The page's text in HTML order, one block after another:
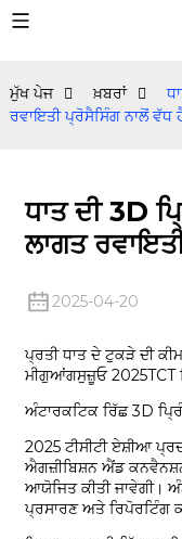
ਮੁੱਖ ਪੇਜ ਖ਼ਬਰਾਂ
ਰਵਾਇਤੀ ਪ੍ਰੋਸੈਸਿੰਗ ਨਾਲੋਂ ਵੱਧ
ਧਾਤ ਦੀ 3D
ਲਾਗਤ
2025-04-20
ਪ੍ਰਤੀ ਧਾਤ ਦੇ ਟੁਕੜੇ ਦੀ
ਮੀਗੁਆਂਗਸੁਜ਼ੂਓ 2025TCT
ਅੰਟਾਰਕਟਿਕ ਰਿੱਛ 3D
2025 ਟੀਸੀਟੀ ਏਸ਼ੀਆ
ਐਗਜ਼ੀਬਿਸ਼ਨ ਐਂਡ
ਆਯੋਜਿਤ ਕੀਤੀ ਜਾਵੇਗੀ।
ਪ੍ਰਸਾਰਣ ਅਤੇ ਰਿਪੋਰਟਿੰਗ